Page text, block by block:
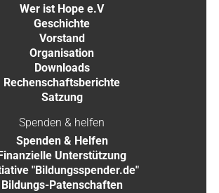
Wer ist Hope e.V
Geschichte
Vorstand
Organisation
Downloads
Rechenschaftsberichte
Satzung
Spenden & helfen
Spenden & Helfen
Unterstützung
"Bildungsspender.de"
Bildungs-Patenschaften